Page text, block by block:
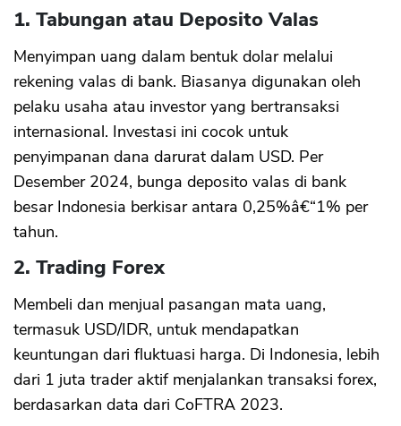
1. Tabungan atau Deposito Valas
Menyimpan uang dalam bentuk dolar melalui
rekening valas di bank. Biasanya digunakan oleh
pelaku usaha atau investor yang bertransaksi
internasional. Investasi ini cocok untuk
penyimpanan dana darurat dalam USD. Per
Desember 2024, bunga deposito valas di bank
besar Indonesia berkisar antara 0,25%â€“1% per
tahun.
2. Trading Forex
Membeli dan menjual pasangan mata uang,
termasuk USD/IDR, untuk mendapatkan
keuntungan dari fluktuasi harga. Di Indonesia, lebih
dari 1 juta trader aktif menjalankan transaksi forex,
berdasarkan data dari CoFTRA 2023.